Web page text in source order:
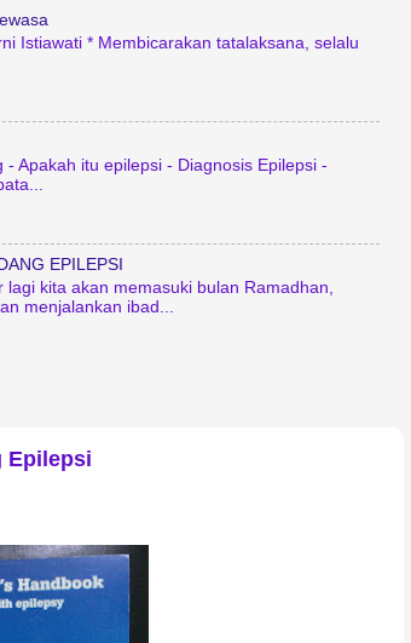
tatalaksana, selalu
Apakah itu epilepsi - Diagnosis Epilepsi -
EPILEPSI
kita akan memasuki bulan Ramadhan,
menjalankan ibad...
Epilepsi